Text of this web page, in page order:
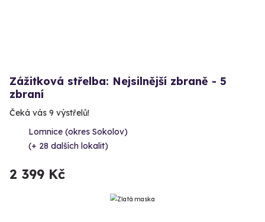
Zážitková střelba: Nejsilnější zbraně - 5
zbraní
Čeká vás 9 výstřelů!
Lomnice (okres Sokolov)
(+ 28 dalších lokalit)
2 399 Kč